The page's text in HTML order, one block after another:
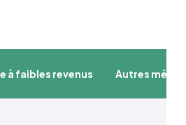
à faibles revenus Autres